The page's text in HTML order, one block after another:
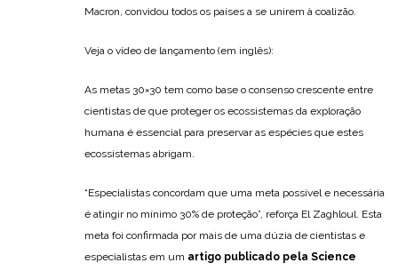
Macron, convidou todos os países a se unirem à coalizão.
Veja o vídeo de lançamento (em inglês):
As metas 30×30 tem como base o consenso crescente entre
cientistas de que proteger os ecossistemas da exploração
humana é essencial para preservar as espécies que estes
ecossistemas abrigam.
“Especialistas concordam que uma meta possível e necessária
é atingir no mínimo 30% de proteção”, reforça El Zaghloul. Esta
meta foi confirmada por mais de uma dúzia de cientistas e
especialistas em um artigo publicado pela Science